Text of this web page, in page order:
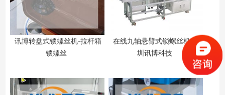
讯博转盘式锁螺丝机-拉杆箱
锁螺丝
在线九轴悬臂式锁螺丝机-深
圳讯博科技